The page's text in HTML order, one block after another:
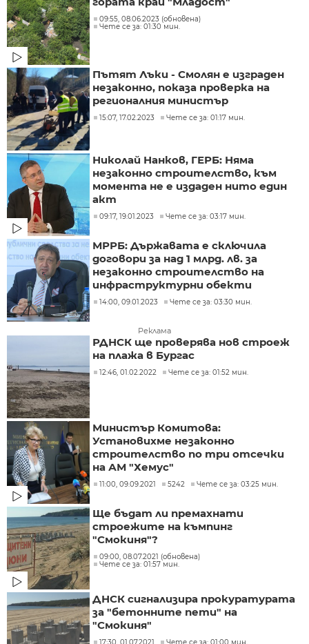
09:55, 08.06.2023 (обновена)
Чете се за: 01:30 мин.
Пътят Лъки - Смолян е изграден
незаконно, показа проверка на
регионалния министър
15:07, 17.02.2023 Чете се за: 01:17 мин.
Николай Нанков, ГЕРБ: Няма
незаконно строителство, към
момента не е издаден нито един
акт
09:17, 19.01.2023 Чете се за: 03:17 мин.
МРРБ: Държавата е сключила
договори за над 1 млрд. лв. за
незаконно строителство на
инфраструктурни обекти
14:00, 09.01.2023 Чете се за: 03:30 мин.
Реклама
РДНСК ще проверява нов строеж
на плажа в Бургас
12:46, 01.02.2022 Чете се за: 01:52 мин.
Министър Комитова:
Установихме незаконно
строителство по три отсечки
на АМ "Хемус"
11:00, 09.09.2021 5242 Чете се за: 03:25 мин.
Ще бъдат ли премахнати
строежите на къмпинг
"Смокиня"?
09:00, 08.07.2021 (обновена)
Чете се за: 01:57 мин.
ДНСК сигнализира прокуратурата
за "бетонните пети" на
"Смокиня"